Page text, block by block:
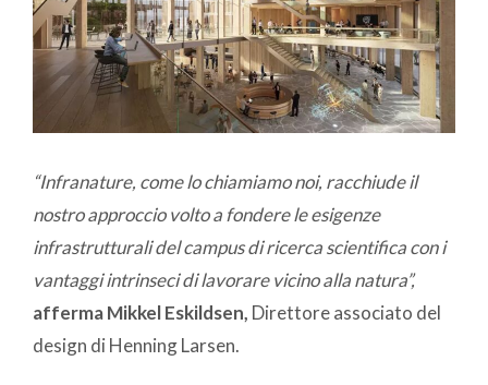
“Infranature, come lo chiamiamo noi, racchiude il
nostro approccio volto a fondere le esigenze
infrastrutturali del campus di ricerca scientifica con i
vantaggi intrinseci di lavorare vicino alla natura”,
afferma Mikkel Eskildsen, Direttore associato del
design di Henning Larsen.